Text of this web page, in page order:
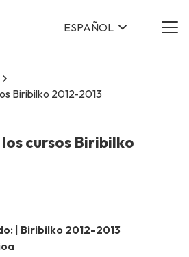
ESPAÑOL
Biribilko 2012-2013
cursos Biribilko
| Biribilko 2012-2013